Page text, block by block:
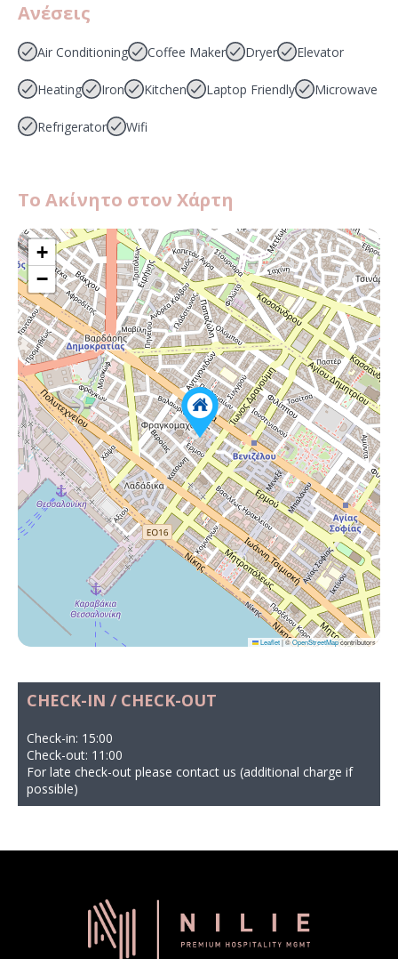
Ανέσεις
Air Conditioning Coffee Maker Dryer Elevator
Heating Iron Kitchen Laptop Friendly Microwave
Refrigerator Wifi
Το Ακίνητο στον Χάρτη
+
−
Leaflet|©OpenStreetMapcontributors
CHECK-IN / CHECK-OUT
Check-in: 15:00
Check-out: 11:00
For late check-out please contact us (additional charge if
possible)